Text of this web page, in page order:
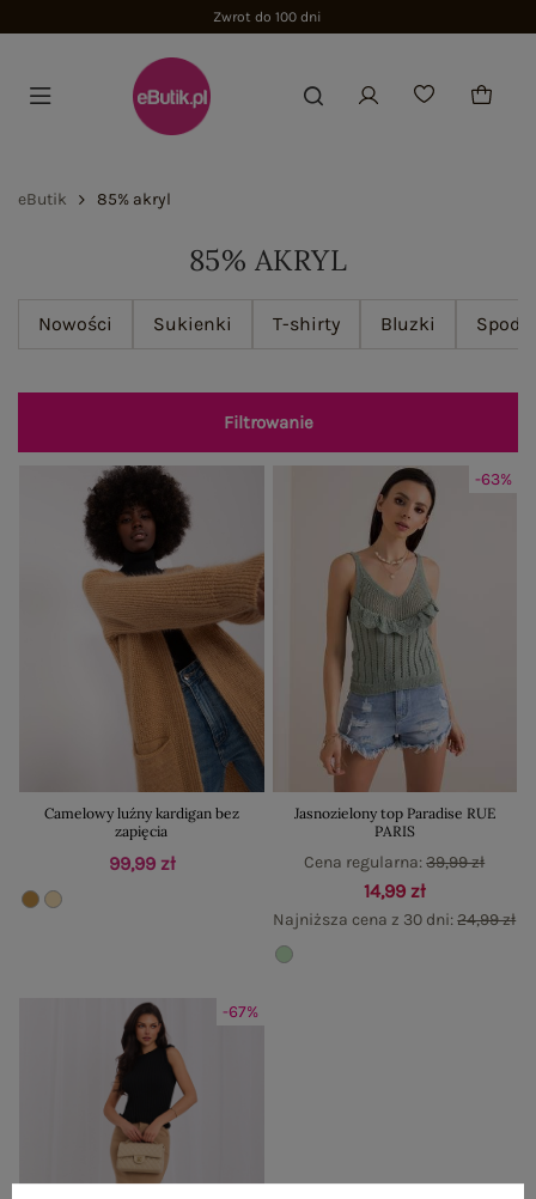
Zwrot do 100 dni
eButik 85% akryl
85% AKRYL
Nowości Sukienki T-shirty Bluzki
Filtrowanie
Camelowy luźny kardigan bez
zapięcia
99,99 zł
-63%
Jasnozielony top Paradise RUE
PARIS
14,99 zł
Najniższa cena z 30 dni:24,99 zł
Cena regularna:39,99 zł
-67%